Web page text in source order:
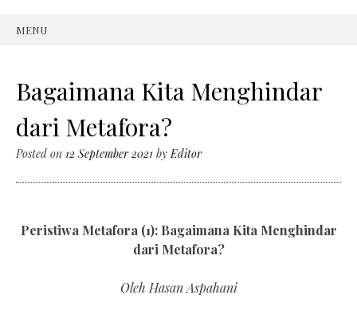
MENU
Bagaimana Kita Menghindar
dari Metafora?
Posted on 12 September 2021 byEditor
Peristiwa Metafora (1): Bagaimana Kita Menghindar
dari Metafora?
Oleh Hasan Aspahani